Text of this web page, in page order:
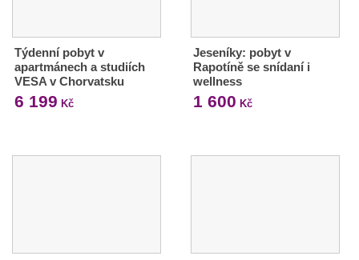
Týdenní pobyt v
apartmánech a studiích
VESA v Chorvatsku
6 199 Kč
Jeseníky: pobyt v
Rapotíně se snídaní i
wellness
1 600 Kč